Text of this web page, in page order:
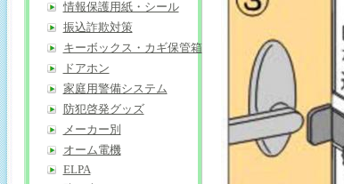
情報保護用紙・シール
振込詐欺対策
キーボックス・カギ保管箱
ドアホン
家庭用警備システム
防犯啓発グッズ
メーカー別
オーム電機
ELPA